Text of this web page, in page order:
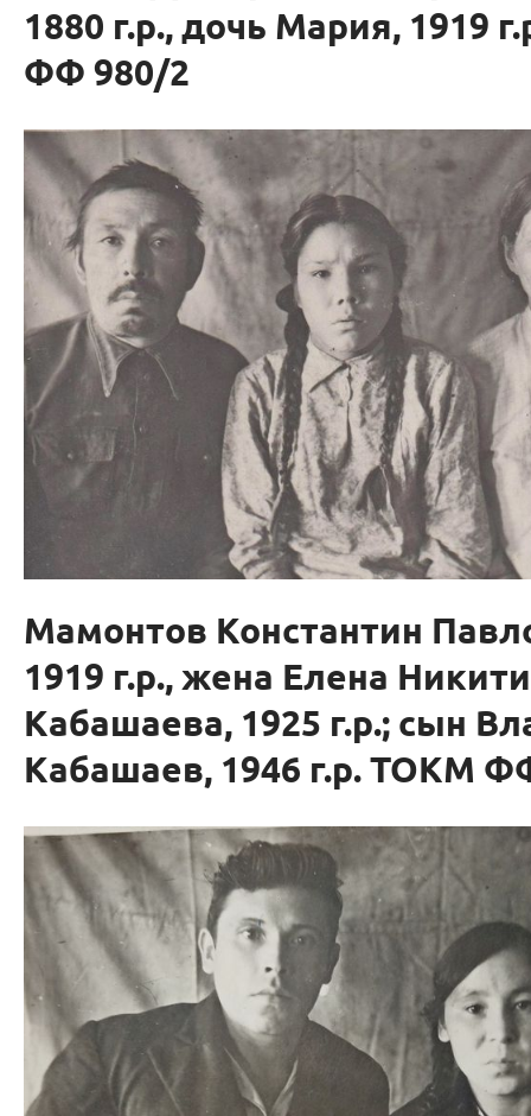
1880 г.р., дочь Мария, 1919
ФФ 980/2
Мамонтов Константин
1919 г.р., жена Елена
Кабашаева, 1925 г.р.; сын
Кабашаев, 1946 г.р. ТОКМ